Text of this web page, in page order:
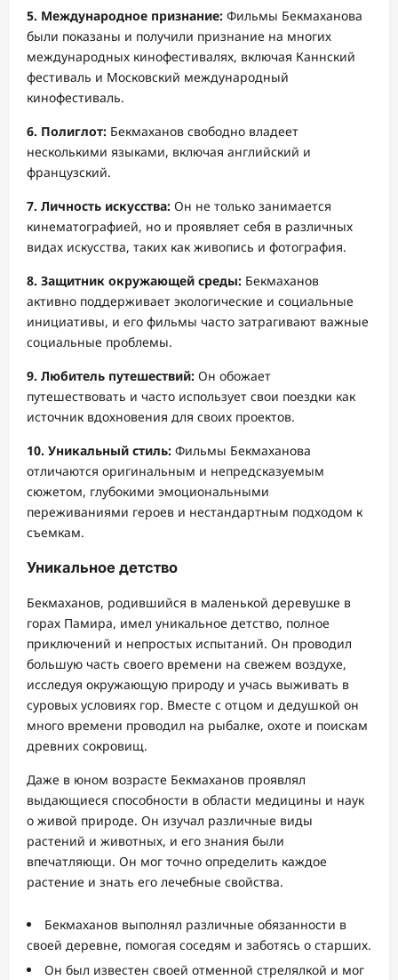
5. Международное признание: Фильмы Бекмаханова
были показаны и получили признание на многих
международных кинофестивалях, включая Каннский
фестиваль и Московский международный
кинофестиваль.
6. Полиглот: Бекмаханов свободно владеет
несколькими языками, включая английский и
французский.
7. Личность искусства: Он не только занимается
кинематографией, но и проявляет себя в различных
видах искусства, таких как живопись и фотография.
8. Защитник окружающей среды: Бекмаханов
активно поддерживает экологические и социальные
инициативы, и его фильмы часто затрагивают важные
социальные проблемы.
9. Любитель путешествий: Он обожает
путешествовать и часто использует свои поездки как
источник вдохновения для своих проектов.
10. Уникальный стиль: Фильмы Бекмаханова
отличаются оригинальным и непредсказуемым
сюжетом, глубокими эмоциональными
переживаниями героев и нестандартным подходом к
съемкам.
Уникальное детство
Бекмаханов, родившийся в маленькой деревушке в
горах Памира, имел уникальное детство, полное
приключений и непростых испытаний. Он проводил
большую часть своего времени на свежем воздухе,
исследуя окружающую природу и учась выживать в
суровых условиях гор. Вместе с отцом и дедушкой он
много времени проводил на рыбалке, охоте и поискам
древних сокровищ.
Даже в юном возрасте Бекмаханов проявлял
выдающиеся способности в области медицины и наук
о живой природе. Он изучал различные виды
растений и животных, и его знания были
впечатляющи. Он мог точно определить каждое
растение и знать его лечебные свойства.
Бекмаханов выполнял различные обязанности в
своей деревне, помогая соседям и заботясь о старших.
Он был известен своей отменной стрелялкой и мог